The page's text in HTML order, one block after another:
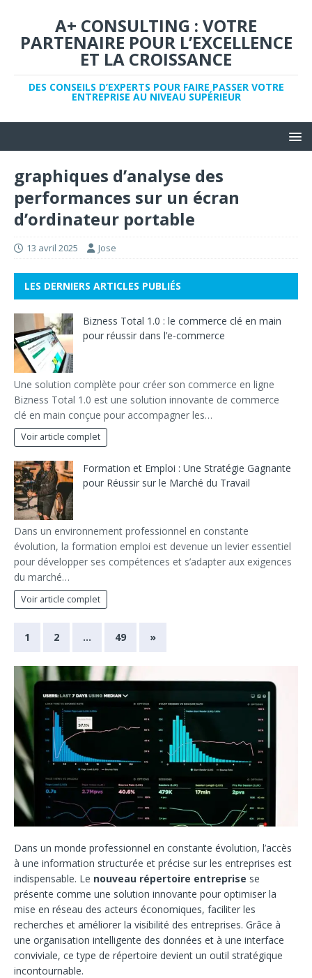
A+ CONSULTING : VOTRE
PARTENAIRE POUR L’EXCELLENCE
ET LA CROISSANCE
DES CONSEILS D’EXPERTS POUR FAIRE PASSER VOTRE
ENTREPRISE AU NIVEAU SUPÉRIEUR
graphiques d’analyse des
performances sur un écran
d’ordinateur portable
13 avril 2025 Jose
LES DERNIERS ARTICLES PUBLIÉS
Bizness Total 1.0 : le commerce clé en main
pour réussir dans l’e-commerce
Une solution complète pour créer son commerce en ligne
Bizness Total 1.0 est une solution innovante de commerce
clé en main conçue pour accompagner les…
Voir article complet
Formation et Emploi : Une Stratégie Gagnante
pour Réussir sur le Marché du Travail
Dans un environnement professionnel en constante
évolution, la formation emploi est devenue un levier essentiel
pour développer ses compétences et s’adapter aux exigences
du marché…
Voir article complet
1 2 … 49 »
Dans un monde professionnel en constante évolution, l’accès
à une information structurée et précise sur les entreprises est
indispensable. Le nouveau répertoire entreprise se
présente comme une solution innovante pour optimiser la
mise en réseau des acteurs économiques, faciliter les
recherches et améliorer la visibilité des entreprises. Grâce à
une organisation intelligente des données et à une interface
conviviale, ce type de répertoire devient un outil stratégique
incontournable.